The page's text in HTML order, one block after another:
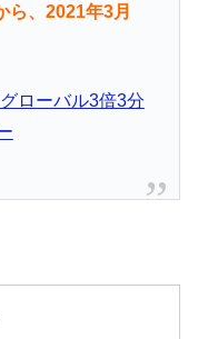
ら、2021年3月
ローバル3倍3分